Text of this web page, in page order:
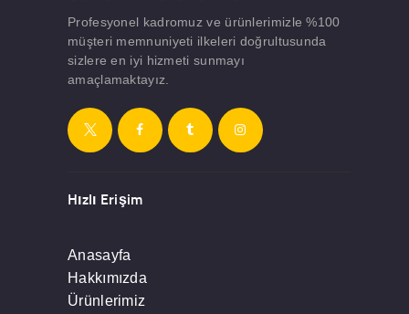
Profesyonel kadromuz ve ürünlerimizle %100
müşteri memnuniyeti ilkeleri doğrultusunda
sizlere en iyi hizmeti sunmayı
amaçlamaktayız.
Hızlı Erişim
Anasayfa
Hakkımızda
Ürünlerimiz